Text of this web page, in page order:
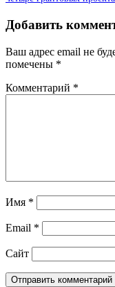
Добавить
Ваш адрес email не
помечены *
Комментарий *
Имя *
Email *
Сайт